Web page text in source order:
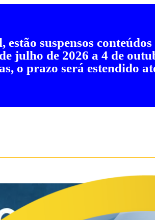
suspensos
julho de 2026 a 4 de
o prazo será estendido